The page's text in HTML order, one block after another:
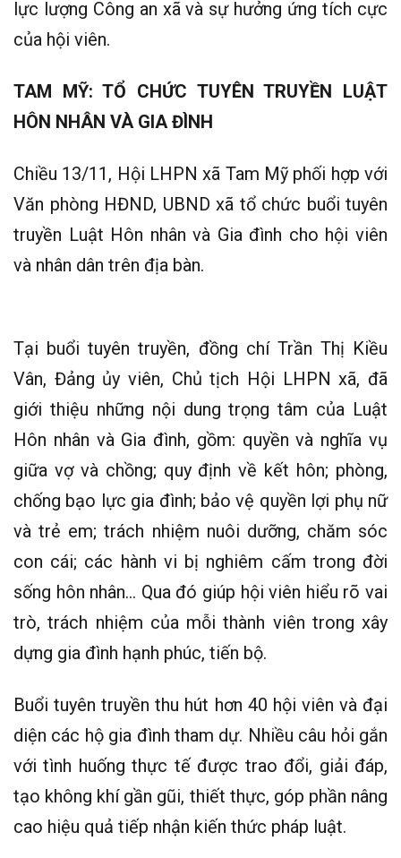
lực lượng Công an xã và sự hưởng ứng tích cực
của hội viên.
TAM MỸ: TỔ CHỨC TUYÊN TRUYỀN LUẬT
HÔN NHÂN VÀ GIA ĐÌNH
Chiều 13/11, Hội LHPN xã Tam Mỹ phối hợp với
Văn phòng HĐND, UBND xã tổ chức buổi tuyên
truyền Luật Hôn nhân và Gia đình cho hội viên
và nhân dân trên địa bàn.
Tại buổi tuyên truyền, đồng chí Trần Thị Kiều
Vân, Đảng ủy viên, Chủ tịch Hội LHPN xã, đã
giới thiệu những nội dung trọng tâm của Luật
Hôn nhân và Gia đình, gồm: quyền và nghĩa vụ
giữa vợ và chồng; quy định về kết hôn; phòng,
chống bạo lực gia đình; bảo vệ quyền lợi phụ nữ
và trẻ em; trách nhiệm nuôi dưỡng, chăm sóc
con cái; các hành vi bị nghiêm cấm trong đời
sống hôn nhân… Qua đó giúp hội viên hiểu rõ vai
trò, trách nhiệm của mỗi thành viên trong xây
dựng gia đình hạnh phúc, tiến bộ.
Buổi tuyên truyền thu hút hơn 40 hội viên và đại
diện các hộ gia đình tham dự. Nhiều câu hỏi gắn
với tình huống thực tế được trao đổi, giải đáp,
tạo không khí gần gũi, thiết thực, góp phần nâng
cao hiệu quả tiếp nhận kiến thức pháp luật.